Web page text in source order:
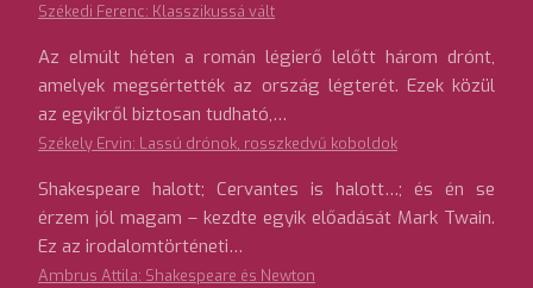
Székedi Ferenc: Klasszikussá vált
Az elmúlt héten a román légierő lelőtt három drónt,
amelyek megsértették az ország légterét. Ezek közül
az egyikről biztosan tudható,…
Székely Ervin: Lassú drónok, rosszkedvű koboldok
Shakespeare halott; Cervantes is halott…; és én se
érzem jól magam – kezdte egyik előadását Mark Twain.
Ez az irodalomtörténeti…
Ambrus Attila: Shakespeare és Newton